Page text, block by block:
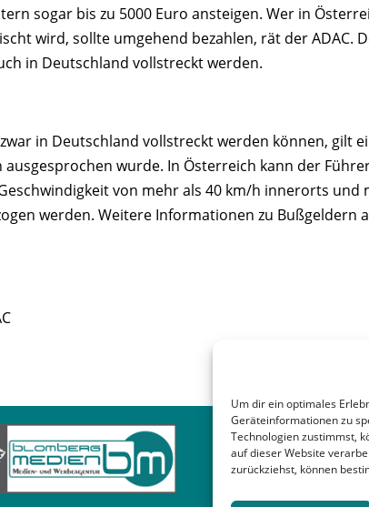
Um dir ein optimales
Geräteinformationen zu
Technologien zustimmst,
auf dieser Website
zurückziehst, können
sogar bis zu 5000 Euro ansteigen. Wer in
wird, sollte umgehend bezahlen, rät der ADAC.
in Deutschland vollstreckt werden.
in Deutschland vollstreckt werden können, gilt
ausgesprochen wurde. In Österreich kann der
von mehr als 40 km/h innerorts und
werden. Weitere Informationen zu Bußgeldern